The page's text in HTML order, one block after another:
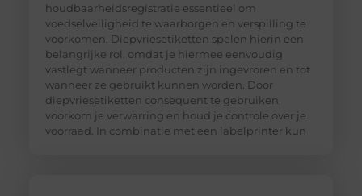
houdbaarheidsregistratie essentieel om
voedselveiligheid te waarborgen en verspilling te
voorkomen. Diepvriesetiketten spelen hierin een
belangrijke rol, omdat je hiermee eenvoudig
vastlegt wanneer producten zijn ingevroren en tot
wanneer ze gebruikt kunnen worden. Door
diepvriesetiketten consequent te gebruiken,
voorkom je verwarring en houd je controle over je
voorraad. In combinatie met een labelprinter kun